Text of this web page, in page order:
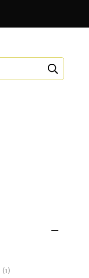
(1)